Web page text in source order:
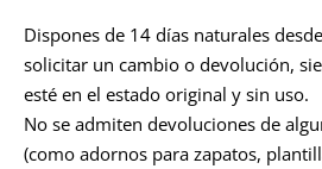
Dispones de 14 días naturales
solicitar un cambio o devolución,
esté en el estado original y sin uso.
No se admiten devoluciones de
(como adornos para zapatos,